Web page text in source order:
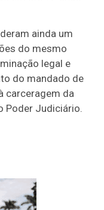
ainda um
do mesmo
legal e
do mandado de
carceragem da
Poder Judiciário.